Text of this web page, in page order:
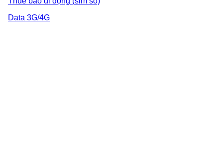
Data 3G/4G